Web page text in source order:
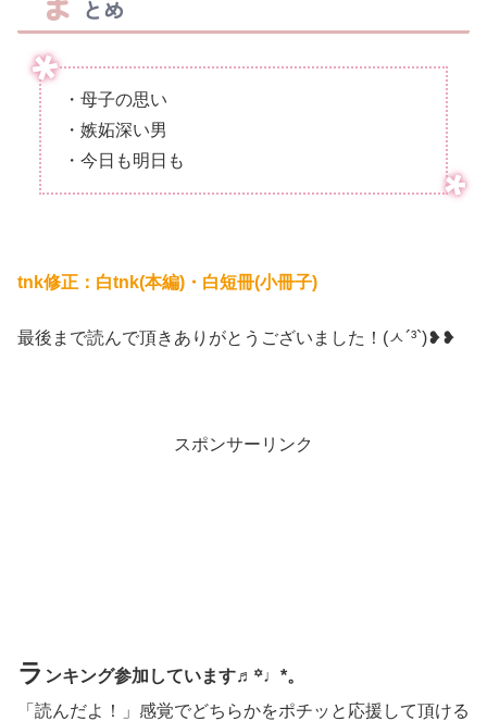
とめ
・母子の思い
・嫉妬深い男
・今日も明日も
tnk修正：白tnk(本編)・白短冊(小冊子)
最後まで読んで頂きありがとうございました！(ㅅ´³`)❥❥
スポンサーリンク
ラ ンキング参加しています♬꙳♩*。
「読んだよ！」感覚でどちらかをポチッと応援して頂ける